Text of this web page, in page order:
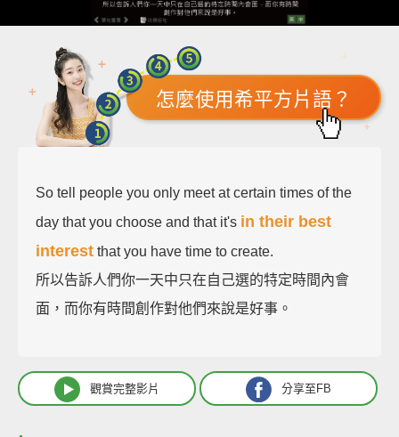
怎麼使用希平方片語？
So tell people you only meet at certain times of the
day that you choose and that it's in their best
interest that you have time to create.
所以告訴人們你一天中只在自己選的特定時間內會
面，而你有時間創作對他們來說是好事。
觀賞完整影片 分享至FB